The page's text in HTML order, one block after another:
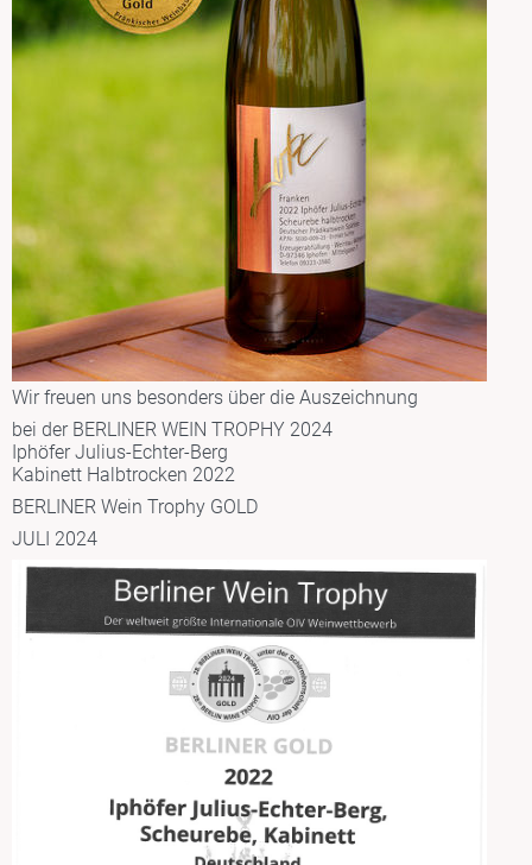
Wir freuen uns besonders über die Auszeichnung
bei der BERLINER WEIN TROPHY 2024
Iphöfer Julius-Echter-Berg
Kabinett Halbtrocken 2022
BERLINER Wein Trophy GOLD
JULI 2024